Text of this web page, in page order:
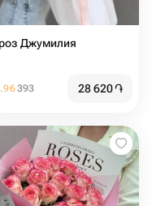
Джумилия
393 28 620֏